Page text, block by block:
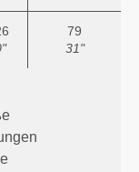
79
31"